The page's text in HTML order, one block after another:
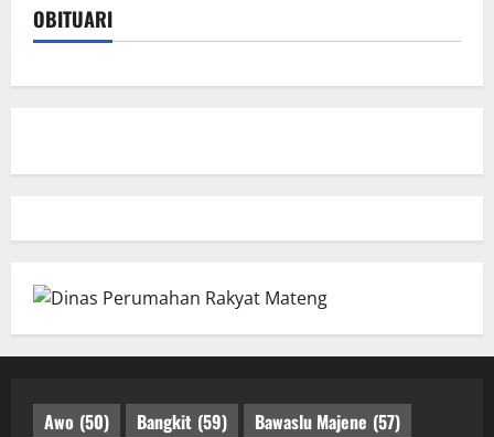
OBITUARI
Awo (50) Bangkit (59) Bawaslu Majene (57)